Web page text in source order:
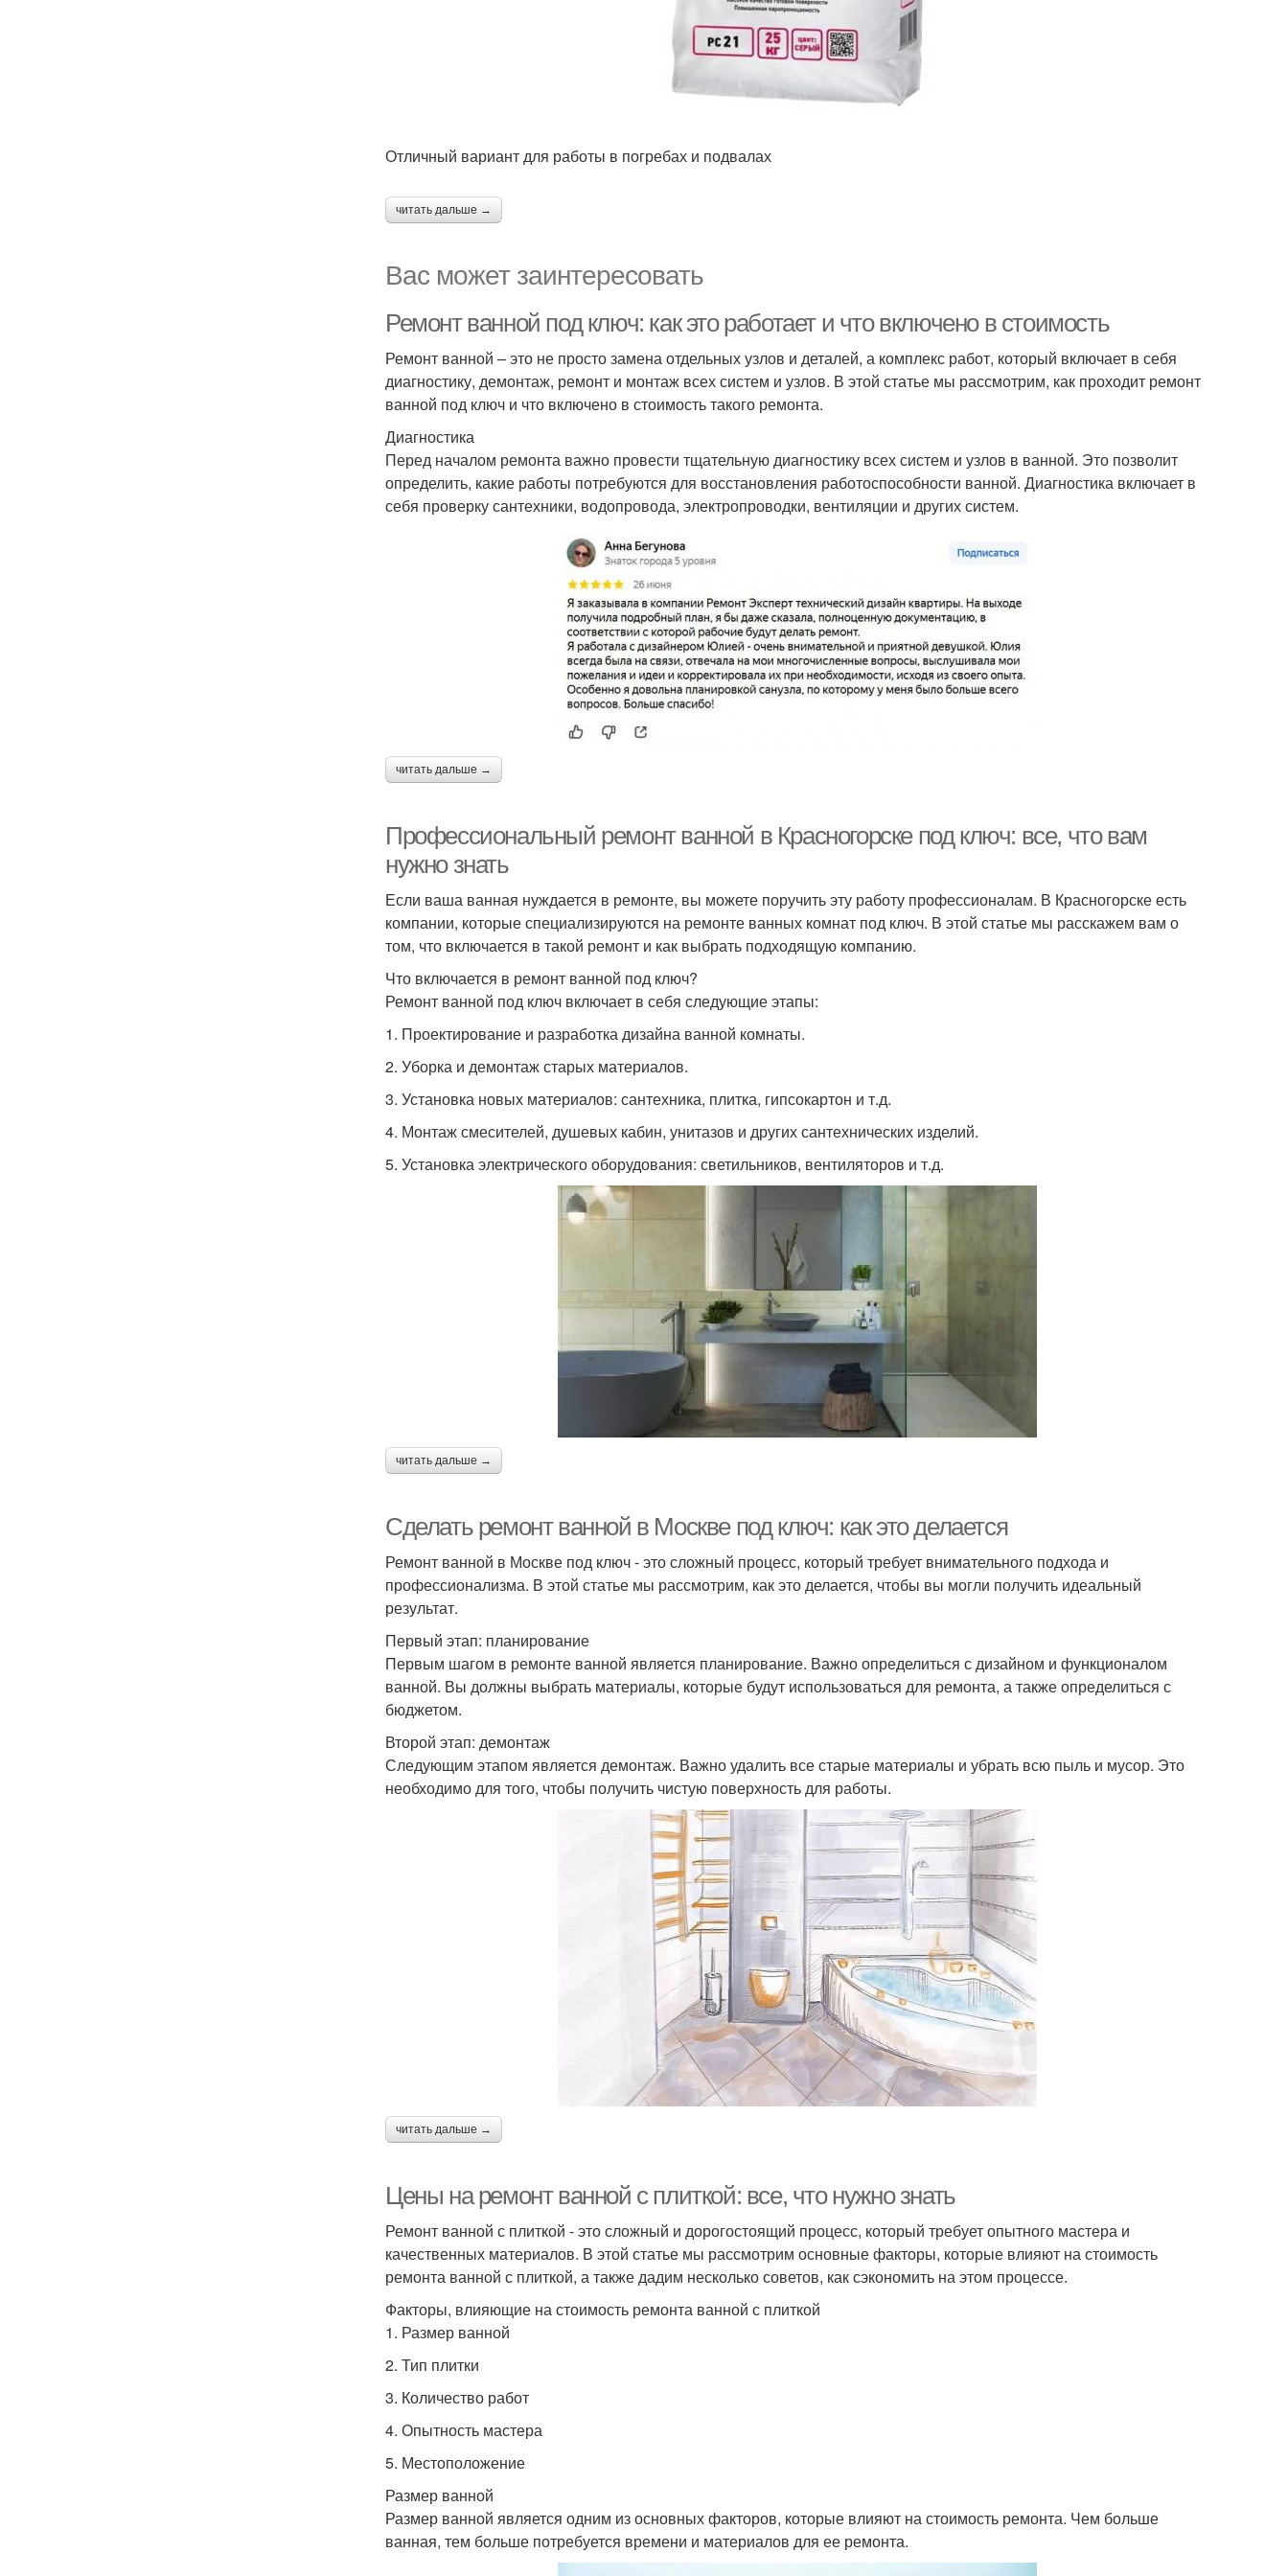
Отличный вариант для работы в погребах и подвалах
читать дальше →
Вас может заинтересовать
Ремонт ванной под ключ: как это работает и что включено в стоимость
Ремонт ванной – это не просто замена отдельных узлов и деталей, а комплекс работ, который включает в себя
диагностику, демонтаж, ремонт и монтаж всех систем и узлов. В этой статье мы рассмотрим, как проходит ремонт
ванной под ключ и что включено в стоимость такого ремонта.
Диагностика
Перед началом ремонта важно провести тщательную диагностику всех систем и узлов в ванной. Это позволит
определить, какие работы потребуются для восстановления работоспособности ванной. Диагностика включает в
себя проверку сантехники, водопровода, электропроводки, вентиляции и других систем.
читать дальше →
Профессиональный ремонт ванной в Красногорске под ключ: все, что вам
нужно знать
Если ваша ванная нуждается в ремонте, вы можете поручить эту работу профессионалам. В Красногорске есть
компании, которые специализируются на ремонте ванных комнат под ключ. В этой статье мы расскажем вам о
том, что включается в такой ремонт и как выбрать подходящую компанию.
Что включается в ремонт ванной под ключ?
Ремонт ванной под ключ включает в себя следующие этапы:
1. Проектирование и разработка дизайна ванной комнаты.
2. Уборка и демонтаж старых материалов.
3. Установка новых материалов: сантехника, плитка, гипсокартон и т.д.
4. Монтаж смесителей, душевых кабин, унитазов и других сантехнических изделий.
5. Установка электрического оборудования: светильников, вентиляторов и т.д.
читать дальше →
Сделать ремонт ванной в Москве под ключ: как это делается
Ремонт ванной в Москве под ключ - это сложный процесс, который требует внимательного подхода и
профессионализма. В этой статье мы рассмотрим, как это делается, чтобы вы могли получить идеальный
результат.
Первый этап: планирование
Первым шагом в ремонте ванной является планирование. Важно определиться с дизайном и функционалом
ванной. Вы должны выбрать материалы, которые будут использоваться для ремонта, а также определиться с
бюджетом.
Второй этап: демонтаж
Следующим этапом является демонтаж. Важно удалить все старые материалы и убрать всю пыль и мусор. Это
необходимо для того, чтобы получить чистую поверхность для работы.
читать дальше →
Цены на ремонт ванной с плиткой: все, что нужно знать
Ремонт ванной с плиткой - это сложный и дорогостоящий процесс, который требует опытного мастера и
качественных материалов. В этой статье мы рассмотрим основные факторы, которые влияют на стоимость
ремонта ванной с плиткой, а также дадим несколько советов, как сэкономить на этом процессе.
Факторы, влияющие на стоимость ремонта ванной с плиткой
1. Размер ванной
2. Тип плитки
3. Количество работ
4. Опытность мастера
5. Местоположение
Размер ванной
Размер ванной является одним из основных факторов, которые влияют на стоимость ремонта. Чем больше
ванная, тем больше потребуется времени и материалов для ее ремонта.